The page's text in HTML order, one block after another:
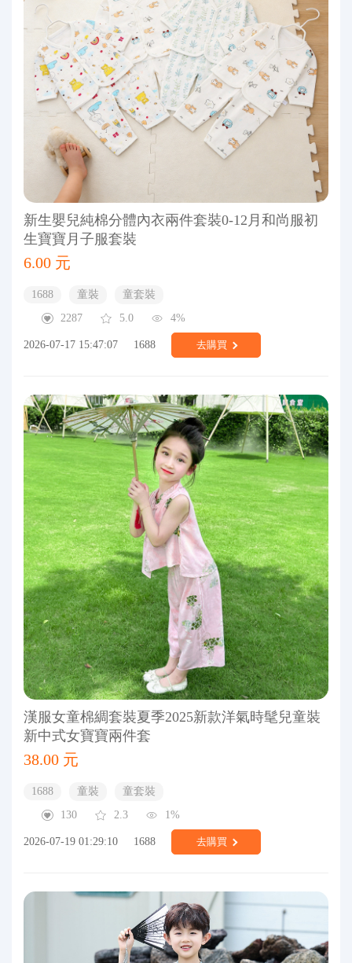
新生嬰兒純棉分體內衣兩件套裝0-12月和尚服初
生寶寶月子服套裝
6.00 元
1688 童裝
童套裝
2287
5.0 4%
2026-07-17 15:47:07 1688 去購買
漢服女童棉綢套裝夏季2025新款洋氣時髦兒童裝
新中式女寶寶兩件套
38.00 元
1688 童裝
童套裝
130
2.3 1%
2026-07-19 01:29:10 1688 去購買